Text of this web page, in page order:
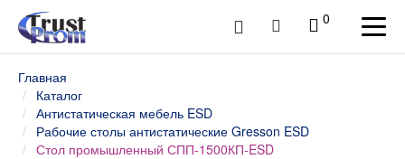
0
Главная
Каталог
Антистатическая мебель ESD
Рабочие столы антистатические Gresson ESD
Стол промышленный СПП-1500КП-ESD